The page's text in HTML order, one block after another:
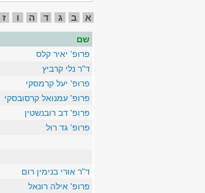
א ב ג ד ה ו ז
שם
פרופ' יאיר קלס
ד"ר נלי קרביץ
פרופ' יעל קרמסקי
פרופ' עמנואל קרסובסקי
פרופ' דב רובנשטין
פרופ' גד רול
ד"ר אורי בנימין רום
פרופ' אילה רונאל